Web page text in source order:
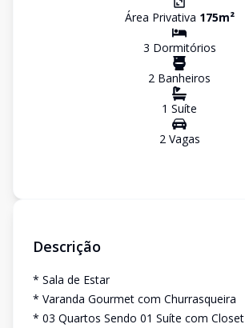
Área Privativa 175m²
3 Dormitórios
2 Banheiros
1 Suíte
2Vagas
Descrição
* Sala de Estar
* Varanda Gourmet com Churrasqueira
* 03 Quartos Sendo 01 Suíte com Closet